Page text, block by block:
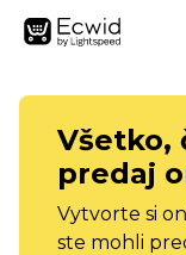
Všetko,
predaj
Vytvorte si
ste mohli